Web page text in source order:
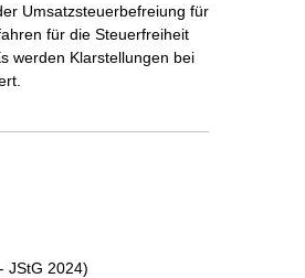
Umsatzsteuerbefreiung für
für die Steuerfreiheit
werden Klarstellungen bei
JStG 2024)